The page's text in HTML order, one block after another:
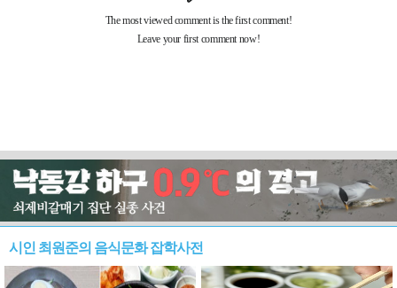
시인 최원준의 음식문화 잡학사전